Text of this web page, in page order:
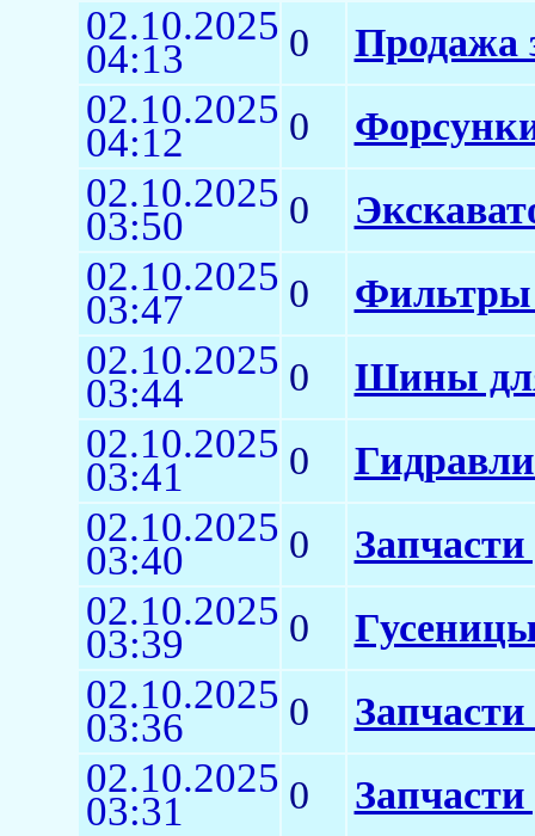
02.10.2025
04:13 0 Продажа
02.10.2025
04:12 0
02.10.2025
03:50 0
02.10.2025
03:47 0 Фильтры
02.10.2025
03:44 0 Шины
02.10.2025
03:41 0
02.10.2025
03:40 0
02.10.2025
03:39 0
02.10.2025
03:36 0
02.10.2025
03:31 0